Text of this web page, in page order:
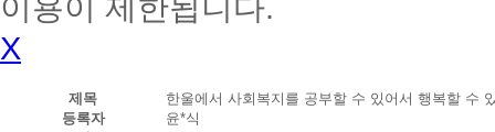
이용이 제한됩니다.
X
제목
한울에서 사회복지를 공부할 수 있어서 행복할 수
등록자
윤*식